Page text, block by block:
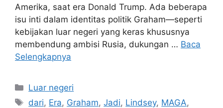
Amerika, saat era Donald Trump. Ada beberapa
isu inti dalam identitas politik Graham—seperti
kebijakan luar negeri yang keras khususnya
membendung ambisi Rusia, dukungan … Baca
Selengkapnya
Kategori
Luar negeri
Tag
dari, Era, Graham,Jadi, Lindsey, MAGA,